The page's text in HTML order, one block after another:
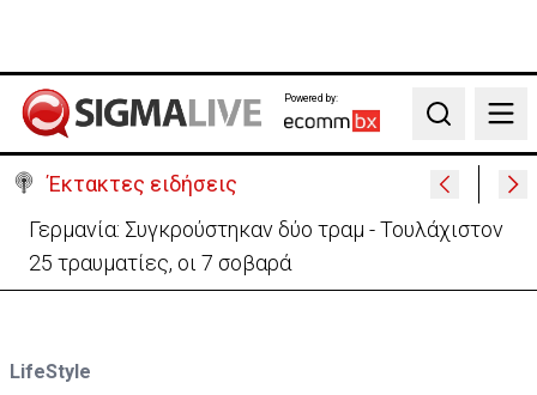
Powered by:
Search
Έκτακτες ειδήσεις
Γερμανία: Συγκρούστηκαν δύο τραμ - Τουλάχιστον
25 τραυματίες, οι 7 σοβαρά
LifeStyle